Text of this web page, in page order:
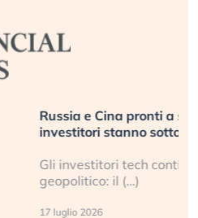
Starlink. Gli
il rischio?
a ignorare il rischio